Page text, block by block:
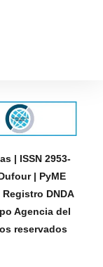
| ISSN 2953-
| PyME
Registro DNDA
Agencia del
reservados